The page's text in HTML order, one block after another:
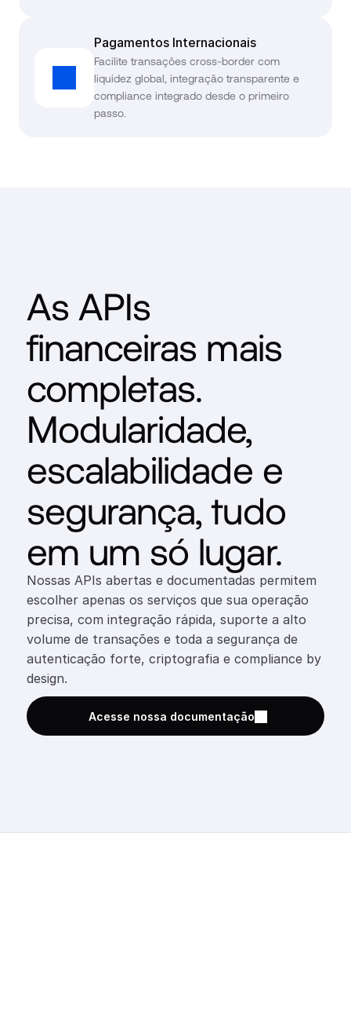
Pagamentos Internacionais
Facilite transações cross-border com
liquidez global, integração transparente e
compliance integrado desde o primeiro
passo.
As APIs
financeiras mais
completas.
Modularidade,
escalabilidade e
segurança, tudo
em um só lugar.
Nossas APIs abertas e documentadas permitem
escolher apenas os serviços que sua operação
precisa, com integração rápida, suporte a alto
volume de transações e toda a segurança de
autenticação forte, criptografia e compliance by
design.
Acesse nossa documentação